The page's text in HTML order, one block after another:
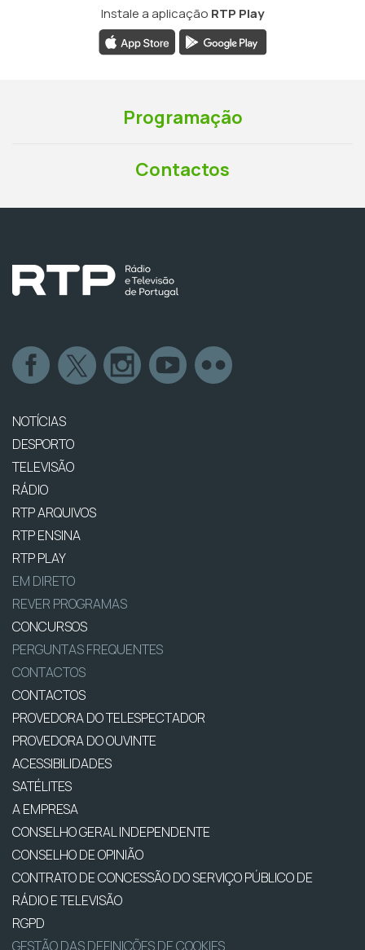
Instale a aplicação RTP Play
Programação
Contactos
NOTÍCIAS
DESPORTO
TELEVISÃO
RÁDIO
RTP ARQUIVOS
RTP ENSINA
RTP PLAY
EM DIRETO
REVER PROGRAMAS
CONCURSOS
PERGUNTAS FREQUENTES
CONTACTOS
CONTACTOS
PROVEDORA DO TELESPECTADOR
PROVEDORA DO OUVINTE
ACESSIBILIDADES
SATÉLITES
A EMPRESA
CONSELHO GERAL INDEPENDENTE
CONSELHO DE OPINIÃO
CONTRATO DE CONCESSÃO DO SERVIÇO PÚBLICO DE
RÁDIO E TELEVISÃO
RGPD
GESTÃO DAS DEFINIÇÕES DE COOKIES